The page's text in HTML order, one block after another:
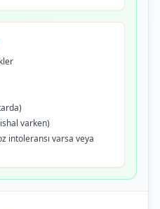
varken)
intoleransı varsa veya